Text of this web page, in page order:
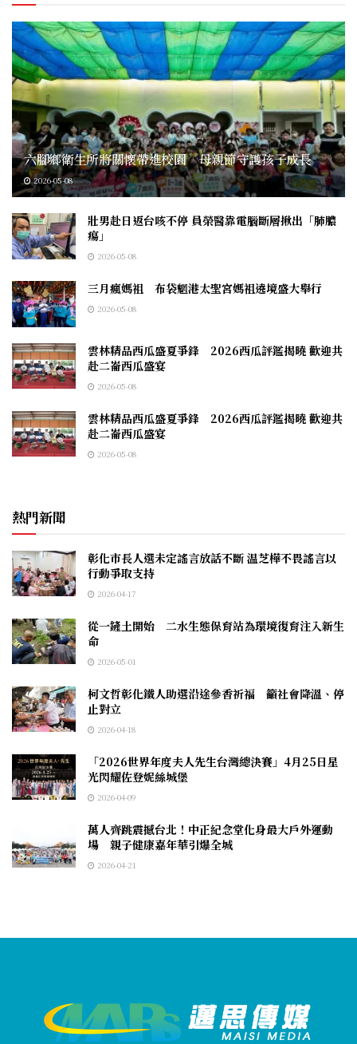
六腳鄉衛生所將關懷帶進校園 母親節守護孩子成長
2026-05-08
壯男赴日返台咳不停 員榮醫靠電腦斷層揪出「肺膿
瘍」
2026-05-08
三月瘋媽祖 布袋魍港太聖宮媽祖遶境盛大舉行
2026-05-08
雲林精品西瓜盛夏爭鋒 2026西瓜評鑑揭曉 歡迎共
赴二崙西瓜盛宴
2026-05-08
雲林精品西瓜盛夏爭鋒 2026西瓜評鑑揭曉 歡迎共
赴二崙西瓜盛宴
2026-05-08
熱門新聞
彰化市長人選未定謠言放話不斷 温芝樺不畏謠言以
行動爭取支持
2026-04-17
從一鏟土開始 二水生態保育站為環境復育注入新生
命
2026-05-01
柯文哲彰化鐵人助選沿途參香祈福 籲社會降溫、停
止對立
2026-04-18
「2026世界年度夫人先生台灣總決賽」4月25日星
光閃耀佐登妮絲城堡
2026-04-09
萬人齊跳震撼台北！中正紀念堂化身最大戶外運動
場 親子健康嘉年華引爆全城
2026-04-21